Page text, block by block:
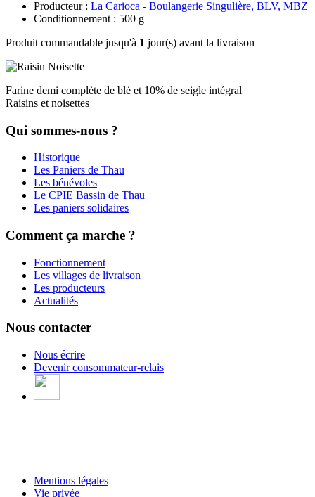
Producteur : La Carioca - Boulangerie Singulière, BLV, MBZ
Conditionnement : 500 g
Produit commandable jusqu'à 1 jour(s) avant la livraison
Farine demi complète de blé et 10% de seigle intégral
Raisins et noisettes
Qui sommes-nous ?
Historique
Les Paniers de Thau
Les bénévoles
Le CPIE Bassin de Thau
Les paniers solidaires
Comment ça marche ?
Fonctionnement
Les villages de livraison
Les producteurs
Actualités
Nous contacter
Nous écrire
Devenir consommateur-relais
Mentions légales
Vie privée